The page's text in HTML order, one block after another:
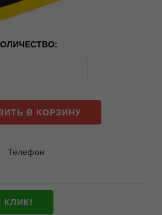
В КОРЗИНУ
Телефон
КЛИК!